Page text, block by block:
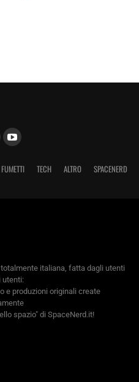
FUMETTI TECH ALTRO SPACENERD
italiana, fatta dagli utenti
utenti:
e produzioni originali create
spazio" di SpaceNerd.it!